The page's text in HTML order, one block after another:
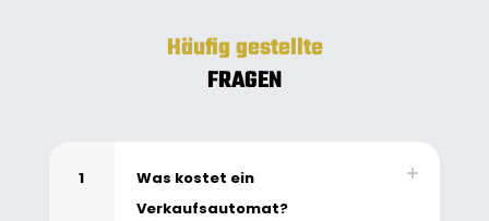
Häufig gestellte
FRAGEN
1
Was kostet ein
Verkaufsautomat?